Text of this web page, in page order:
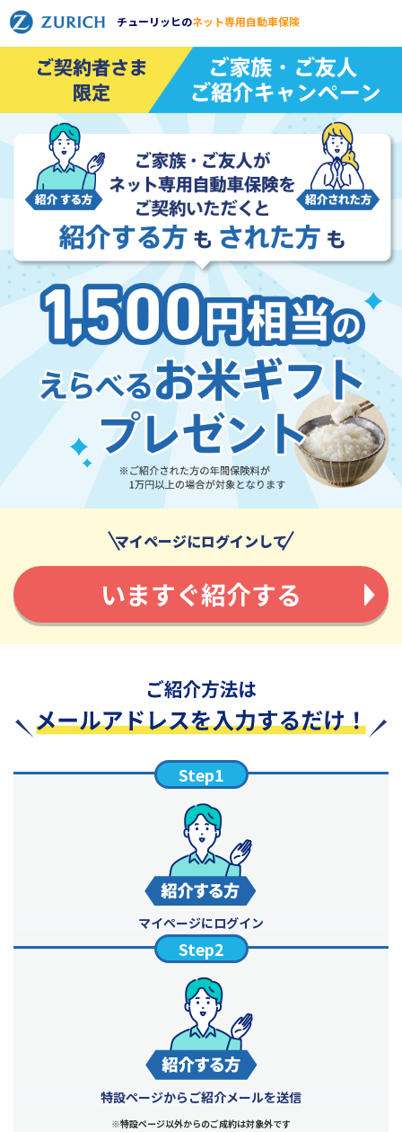
チューリッヒのネット専用自動車保険
マイページにログインして
いますぐ紹介する
Step1
マイページにログイン
Step2
特設ページから ご紹介メールを送信
※特設ページ以外からのご成約は対象外です